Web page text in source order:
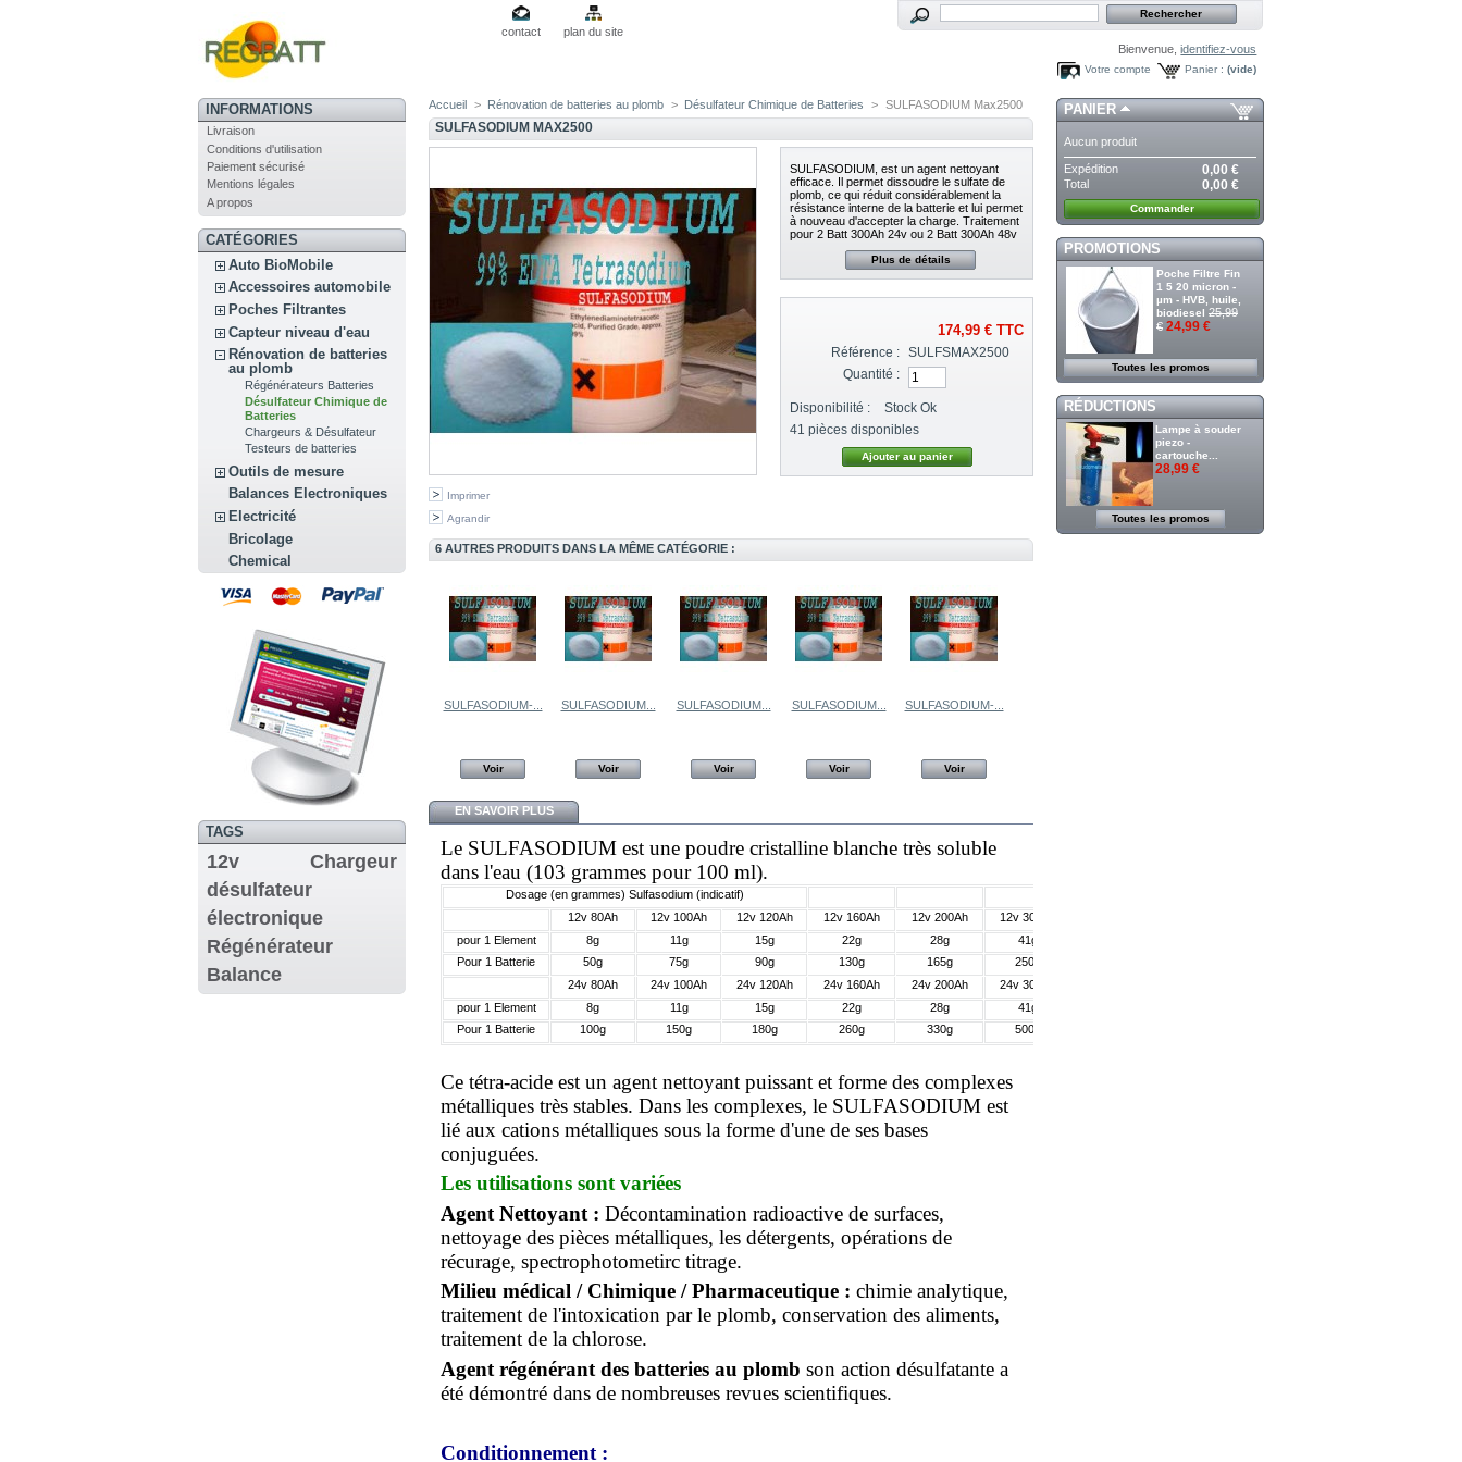
contact
plan du site
Bienvenue,identifiez-vous
Panier : (vide)
Votre compte
INFORMATIONS
Livraison
Conditions d'utilisation
Paiement sécurisé
Mentions légales
A propos
CATÉGORIES
Auto BioMobile
Accessoires automobile
Poches Filtrantes
Capteur niveau d'eau
Rénovation de batteries
au plomb
Régénérateurs Batteries
Désulfateur Chimique de
Batteries
Chargeurs & Désulfateur
Testeurs de batteries
Outils de mesure
Balances Electroniques
Electricité
Bricolage
Chemical
TAGS
12v
Chargeur
désulfateur
électronique
Régénérateur
Balance
Accueil > Rénovation de batteries au plomb > Désulfateur Chimique de Batteries > SULFASODIUM Max2500
SULFASODIUM MAX2500
Imprimer
Agrandir
SULFASODIUM, est un agent nettoyant
efficace. Il permet dissoudre le sulfate de
plomb, ce qui réduit considérablement la
résistance interne de la batterie et lui permet
à nouveau d'accepter la charge. Traitement
pour 2 Batt 300Ah 24v ou 2 Batt 300Ah 48v
Plus de détails
174,99 €TTC
Référence :
SULFSMAX2500
Quantité :
Disponibilité :
Stock Ok
41 pièces disponibles
6 AUTRES PRODUITS DANS LA MÊME CATÉGORIE :
SULFASODIUM-...
Voir
SULFASODIUM...
Voir
SULFASODIUM...
Voir
SULFASODIUM...
Voir
SULFASODIUM-...
Voir
EN SAVOIR PLUS
Le SULFASODIUM est une poudre cristalline blanche très soluble
dans l'eau (103 grammes pour 100 ml).
Dosage (en grammes) Sulfasodium (indicatif)
12v 80Ah
12v 100Ah 12v 120Ah 12v 160Ah 12v 200Ah
12v 300Ah
pour 1 Element
8g 11g 15g 22g 28g
41g
Pour 1 Batterie
50g 75g 90g 130g 165g
250g
24v 80Ah
24v 100Ah 24v 120Ah 24v 160Ah 24v 200Ah
24v 300Ah
pour 1 Element
8g 11g 15g 22g 28g
41g
Pour 1 Batterie
100g 150g 180g 260g 330g 500g
Ce tétra-acide est un agent nettoyant puissant et forme des complexes
métalliques très stables. Dans les complexes, le SULFASODIUM est
lié aux cations métalliques sous la forme d'une de ses bases
conjuguées.
Les utilisations sont variées
Agent Nettoyant : Décontamination radioactive de surfaces,
nettoyage des pièces métalliques, les détergents, opérations de
récurage, spectrophotometirc titrage.
Milieu médical / Chimique / Pharmaceutique : chimie analytique,
traitement de l'intoxication par le plomb, conservation des aliments,
traitement de la chlorose.
Agent régénérant des batteries au plomb son action désulfatante a
été démontré dans de nombreuses revues scientifiques.
Conditionnement :
PANIER
Aucun produit
Expédition 0,00 €
Total 0,00 €
Commander
PROMOTIONS
Poche Filtre Fin
1 5 20 micron -
µm - HVB, huile,
biodiesel
25,99
€ 24,99 €
Toutes les promos
RÉDUCTIONS
Lampe à souder
piezo -
cartouche...
28,99 €
Poche Filtre Fin 1
5 20 micron -...
Toutes les promos